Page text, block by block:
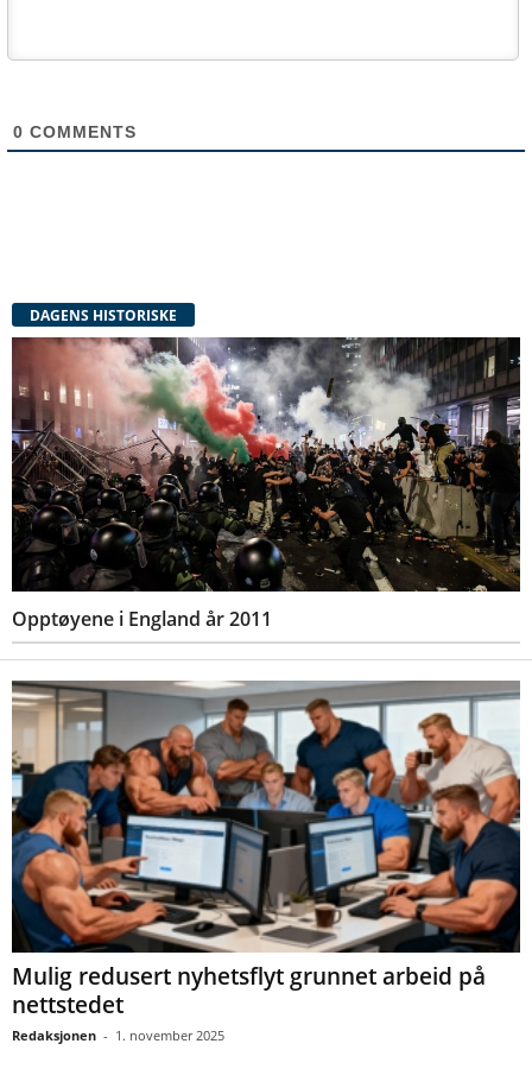
0 COMMENTS
DAGENS HISTORISKE
Opptøyene i England år 2011
Mulig redusert nyhetsflyt grunnet arbeid på
nettstedet
Redaksjonen - 1. november 2025